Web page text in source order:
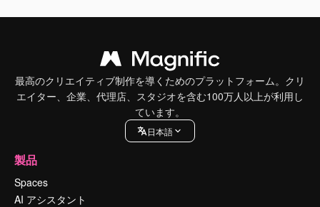
最高のクリエイティブ制作を導くためのプラットフォーム。クリ
エイター、企業、代理店、スタジオを含む100万人以上が利用し
ています。
日本語
製品
Spaces
AI アシスタント